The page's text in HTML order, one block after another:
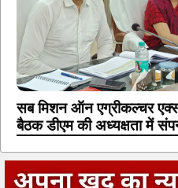
सब मिशन ऑन एग्रीकल्चर
बैठक डीएम की अध्यक्षता में